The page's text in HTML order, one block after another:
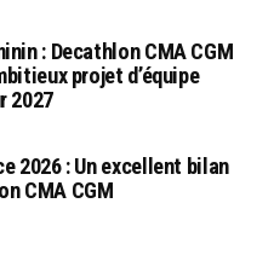
: Decathlon CMA CGM
projet d’équipe
2027
2026 : Un excellent bilan
CMA CGM